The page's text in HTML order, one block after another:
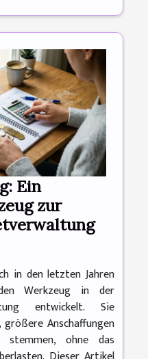
Ein
zur
in den letzten Jahren
Werkzeug in der
entwickelt. Sie
Anschaffungen
ohne das